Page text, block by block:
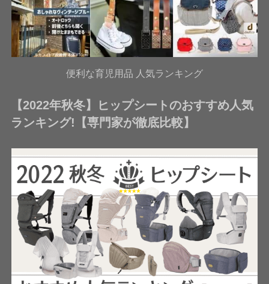
便利な育児用品 人気ランキング
【2022年秋冬】ヒップシートのおすすめ人気
ランキング!【専門家が徹底比較】